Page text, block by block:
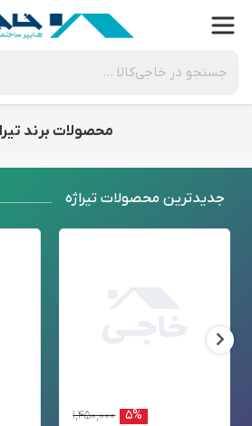
محصولات برند
جدید‌ترین محصولات تیراژه
۱,۴۵۰,۰۰۰ ۵%